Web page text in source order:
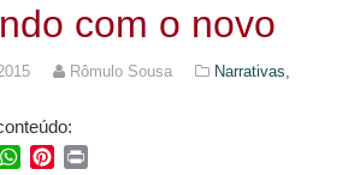
com o novo
Rômulo Sousa
Narrativas,
WhatsApp
Pinterest